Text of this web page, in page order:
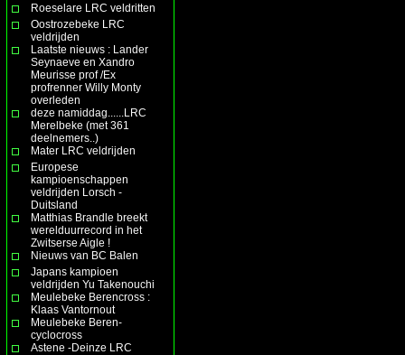
Roeselare LRC veldritten
Oostrozebeke LRC
veldrijden
Laatste nieuws : Lander
Seynaeve en Xandro
Meurisse prof /Ex
profrenner Willy Monty
overleden
deze namiddag......LRC
Merelbeke (met 361
deelnemers..)
Mater LRC veldrijden
Europese
kampioenschappen
veldrijden Lorsch -
Duitsland
Matthias Brandle breekt
werelduurrecord in het
Zwitserse Aigle !
Nieuws van BC Balen
Japans kampioen
veldrijden Yu Takenouchi
Meulebeke Berencross :
Klaas Vantornout
Meulebeke Beren-
cyclocross
Astene -Deinze LRC